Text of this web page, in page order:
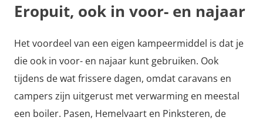
Eropuit, ook in voor- en najaar
Het voordeel van een eigen kampeermiddel is dat je
die ook in voor- en najaar kunt gebruiken. Ook
tijdens de wat frissere dagen, omdat caravans en
campers zijn uitgerust met verwarming en meestal
een boiler. Pasen, Hemelvaart en Pinksteren, de